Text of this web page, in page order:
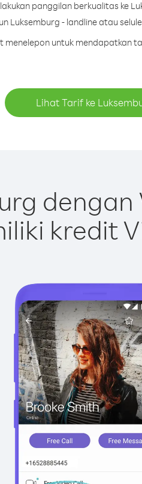
panggilan berkualitas ke
Luksemburg - landline atau
menelepon untuk mendapatkan
Lihat Tarif ke
kredit